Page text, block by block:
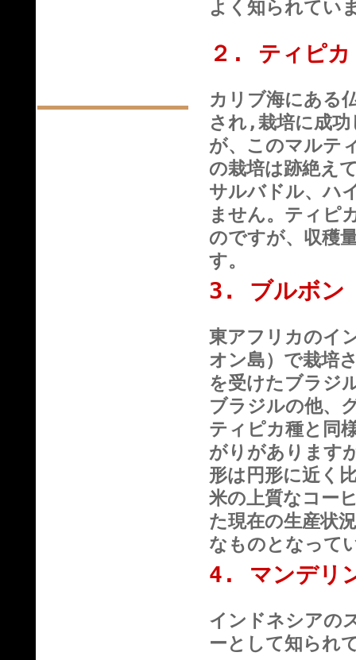
よく知られてい
２. ティピカ
カリブ海にある
され,栽培に成
が、このマルテ
の栽培は跡絶え
サルバドル、ハ
ません。ティピ
のですが、収穫
す。
3. ブルボン
東アフリカのイ
オン島）で栽培
を受けたブラジ
ブラジルの他、
ティピカ種と同
がりがあります
形は円形に近く
米の上質なコー
た現在の生産状
なものとなって
4. マンデリ
インドネシアの
ーとして知られ